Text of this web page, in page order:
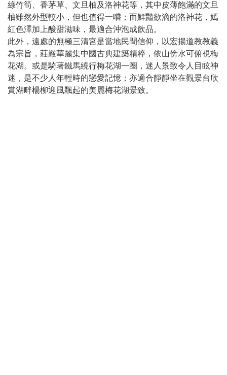
綠竹筍、香茅草、文旦柚及洛神花等，其中皮薄飽滿的文旦
柚雖然外型較小，但也值得一嚐；而鮮豔欲滴的洛神花，嫣
紅色澤加上酸甜滋味，最適合沖泡成飲品。
此外，遠處的無極三清宮是當地民間信仰，以宏揚道教教義
為宗旨，莊嚴華麗集中國古典建築精粹，依山傍水可俯視梅
花湖。或是騎著鐵馬繞行梅花湖一圈，迷人景致令人目眩神
迷，是不少人年輕時的戀愛記憶；亦適合靜靜坐在觀景台欣
賞湖畔楊柳迎風飄起的美麗梅花湖景致。